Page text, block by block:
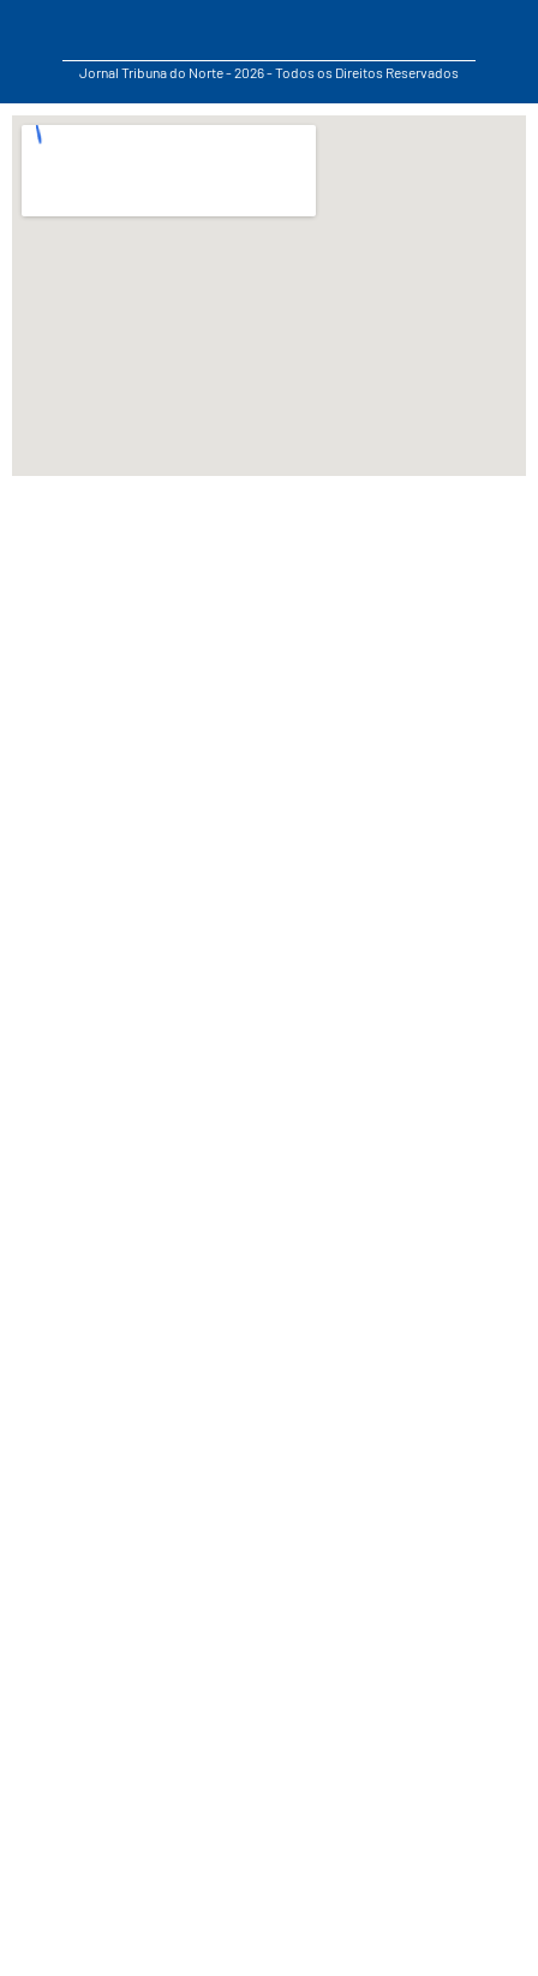
Jornal Tribuna do Norte - 2026 - Todos os Direitos Reservados